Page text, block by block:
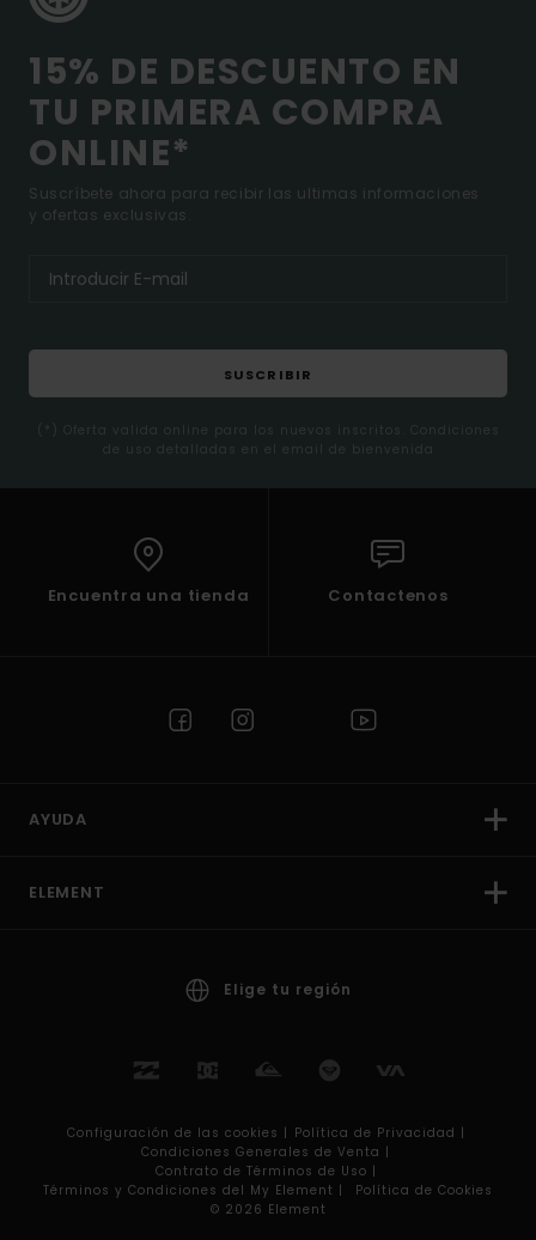
15% DE DESCUENTO EN
TU PRIMERA COMPRA
ONLINE*
Suscríbete ahora para recibir las ultimas informaciones
y ofertas exclusivas.
SUSCRIBIR
(*) Oferta valida online para los nuevos inscritos. Condiciones
de uso detalladas en el email de bienvenida
Encuentra una tienda Contactenos
AYUDA
ELEMENT
Elige tu región
Configuración de las cookies | Política de Privacidad |
Condiciones Generales de Venta |
Contrato de Términos de Uso |
Términos y Condiciones del My Element |
Política de Cookies
© 2026 Element